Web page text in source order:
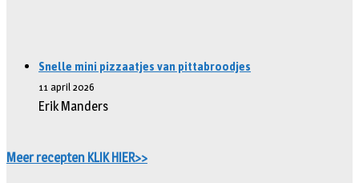
Snelle mini pizzaatjes van pittabroodjes
11 april 2026
Erik Manders
Meer recepten KLIK HIER>>